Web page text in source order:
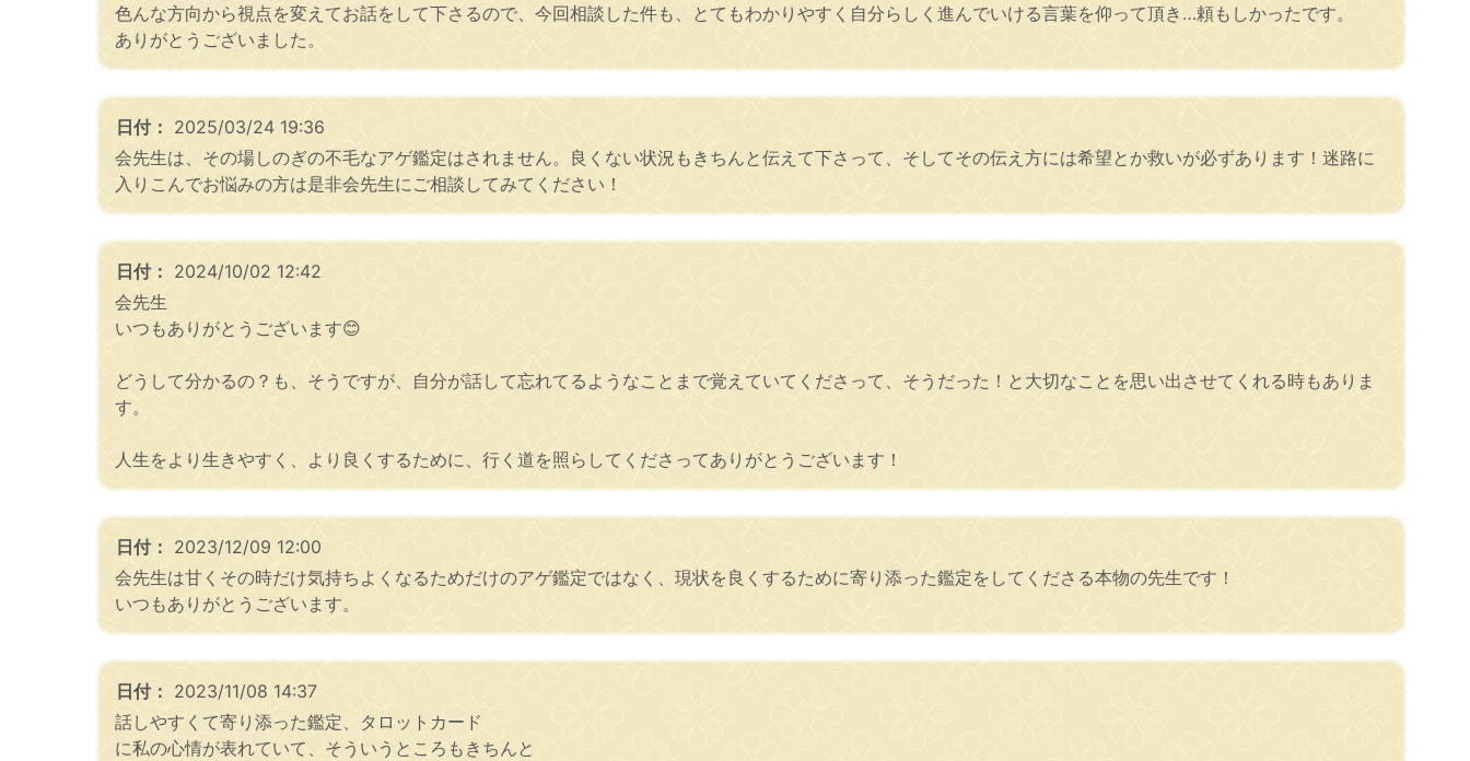
色んな方向から視点を変えてお話をして下さるので、今回相談した件も、とてもわかりやすく自分らしく進んでいける言葉を仰って頂き…頼もしかったです。
ありがとうございました。
日付： 2025/03/24 19:36
会先生は、その場しのぎの不毛なアゲ鑑定はされません。良くない状況もきちんと伝えて下さって、そしてその伝え方には希望とか救いが必ずあります！迷路に
入りこんでお悩みの方は是非会先生にご相談してみてください！
日付： 2024/10/02 12:42
会先生
いつもありがとうございます😊
どうして分かるの？も、そうですが、自分が話して忘れてるようなことまで覚えていてくださって、そうだった！と大切なことを思い出させてくれる時もありま
す。
人生をより生きやすく、より良くするために、行く道を照らしてくださってありがとうございます！
日付： 2023/12/09 12:00
会先生は甘くその時だけ気持ちよくなるためだけのアゲ鑑定ではなく、現状を良くするために寄り添った鑑定をしてくださる本物の先生です！
いつもありがとうございます。
日付： 2023/11/08 14:37
話しやすくて寄り添った鑑定、タロットカード
に私の心情が表れていて、そういうところもきちんと